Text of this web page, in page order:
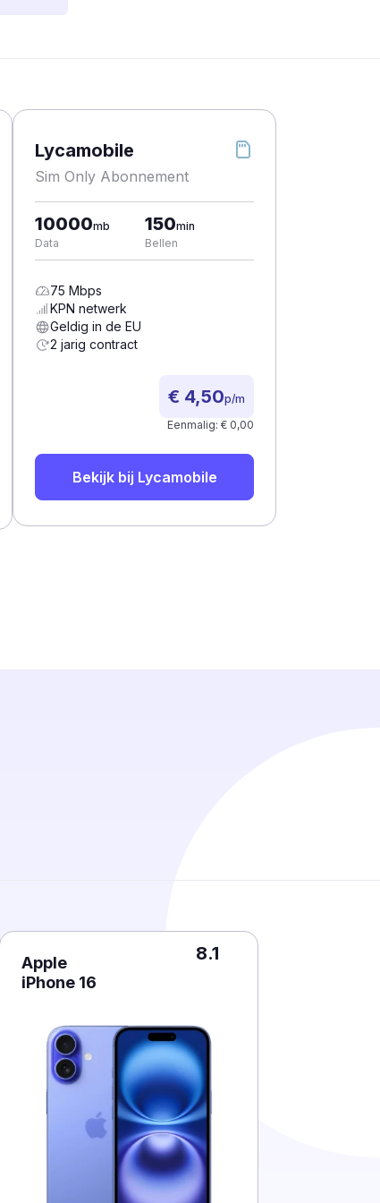
Lycamobile
Sim Only Abonnement
10000mb
Data
150min
Bellen
75 Mbps
KPN netwerk
Geldig in de EU
2 jarig contract
€ 4,50p/m
Eenmalig: € 0,00
Bekijk bij Lycamobile
Apple
iPhone 16
8.1